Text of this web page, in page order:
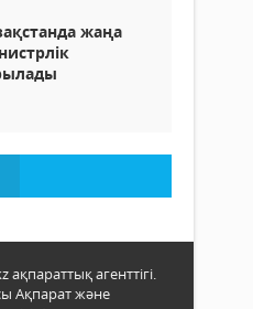
жаңа
агенттігі.
Ақпарат және